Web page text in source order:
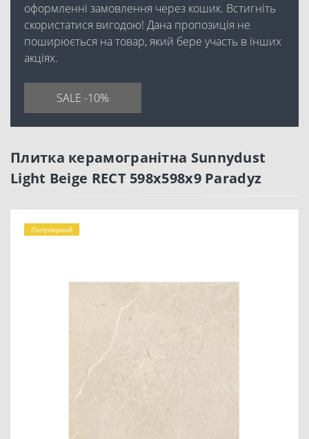
оформленні замовлення через кошик. Встигніть
скористатися вигодою! Дана пропозиція не
поширюється на товар, який бере участь в інших
акціях.
SALE -10%
Плитка керамогранітна Sunnydust
Light Beige RECT 598x598x9 Paradyz
Популярний